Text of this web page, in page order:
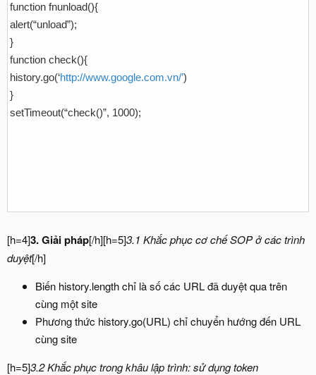
function fnunload(){
alert(“unload”);
}
function check(){
history.go(‘http://www.google.com.vn/’)
}
setTimeout(“check()”, 1000);
[h=4]3. Giải pháp[/h][h=5]3.1 Khắc phục cơ chế SOP ở các trình
duyệt[/h]
Biến history.length chỉ là số các URL đã duyệt qua trên
cùng một site
Phương thức history.go(URL) chỉ chuyển hướng đến URL
cùng site
[h=5]3.2 Khắc phục trong khâu lập trình: sử dụng token